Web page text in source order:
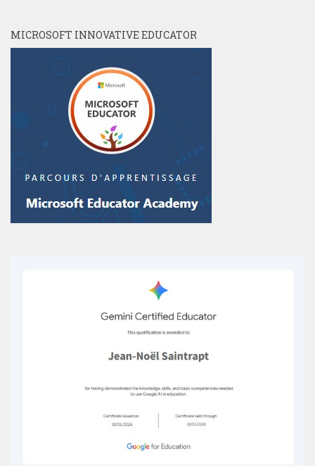
MICROSOFT INNOVATIVE EDUCATOR